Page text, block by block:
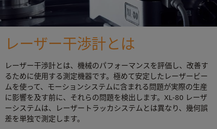
レーザー干渉計とは
レーザー干渉計とは、機械のパフォーマンスを評価し、改善す
るために使用する測定機器です。極めて安定したレーザービー
ムを使って、モーションシステムに含まれる問題が実際の生産
に影響を及す前に、それらの問題を検出します。XL-80 レーザ
ーシステムは、レーザートラッカシステムとは異なり、幾何誤
差を単独で測定します。